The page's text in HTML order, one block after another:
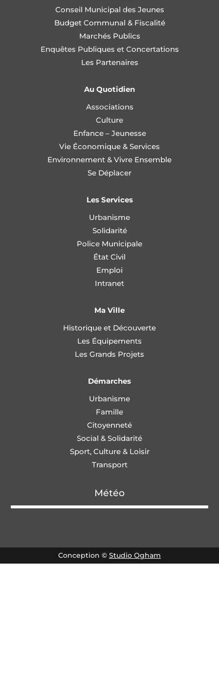
Conseil Municipal des Jeunes
Budget Communal & Fiscalité
Marchés Publics
Enquêtes Publiques et Concertations
Les Partenaires
Au Quotidien
Associations
Culture
Enfance – Jeunesse
Vie Économique & Services
Environnement & Vivre Ensemble
Se Déplacer
Les Services
Urbanisme
Solidarité
Police Municipale
État Civil
Emploi
Intranet
Ma Ville
Historique et Découverte
Les Équipements
Les Grands Projets
Démarches
Urbanisme
Famille
Citoyenneté
Social & Solidarité
Sport, Culture & Loisir
Transport
Météo
Conception © Studio Ogham